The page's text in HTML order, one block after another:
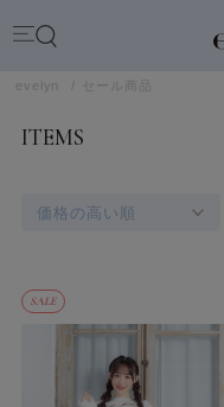
evelyn セール商品
ITEMS
価格の高い順
商品一覧
SALE